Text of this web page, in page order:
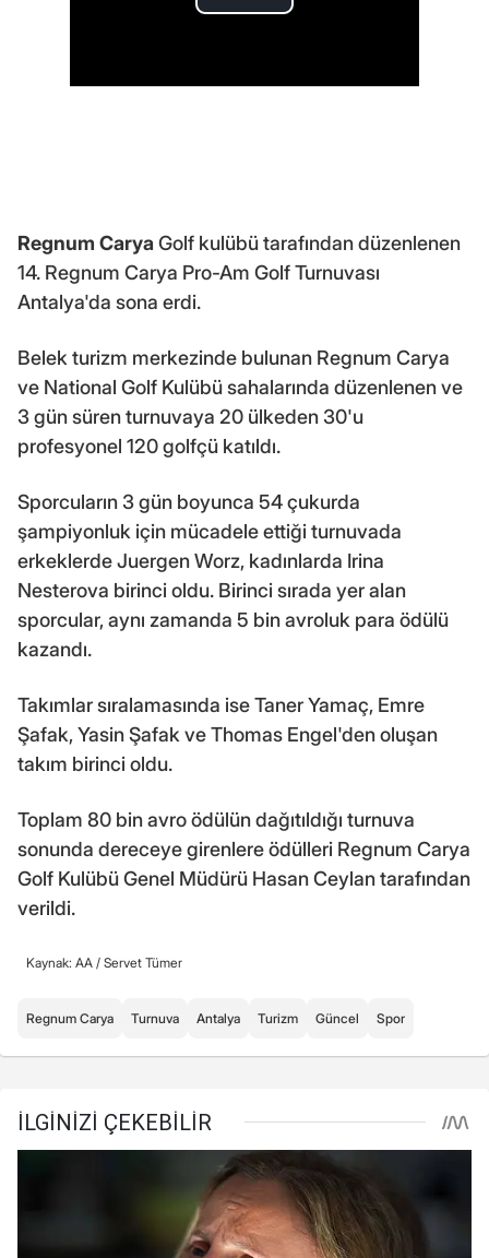
Regnum Carya Golf kulübü tarafından düzenlenen
14. Regnum Carya Pro-Am Golf Turnuvası
Antalya'da sona erdi.
Belek turizm merkezinde bulunan Regnum Carya
ve National Golf Kulübü sahalarında düzenlenen ve
3 gün süren turnuvaya 20 ülkeden 30'u
profesyonel 120 golfçü katıldı.
Sporcuların 3 gün boyunca 54 çukurda
şampiyonluk için mücadele ettiği turnuvada
erkeklerde Juergen Worz, kadınlarda Irina
Nesterova birinci oldu. Birinci sırada yer alan
sporcular, aynı zamanda 5 bin avroluk para ödülü
kazandı.
Takımlar sıralamasında ise Taner Yamaç, Emre
Şafak, Yasin Şafak ve Thomas Engel'den oluşan
takım birinci oldu.
Toplam 80 bin avro ödülün dağıtıldığı turnuva
sonunda dereceye girenlere ödülleri Regnum Carya
Golf Kulübü Genel Müdürü Hasan Ceylan tarafından
verildi.
Kaynak: AA / Servet Tümer
Regnum Carya Turnuva Antalya Turizm Güncel Spor